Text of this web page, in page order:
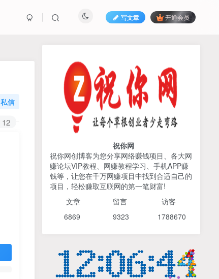
写文章 开通会员
私信
12 425人已阅读
2026姜胡说流量&商业设计，把流量转化
为留量，设计自己的商业模...
TOP1
AI编程出海实战课：10分钟
速建AI网站+支付登陆对接，
掌握出海全流程
6个月前 425人已阅读
TOP2
货，以混剪为主，不需要真
小红书笔记带货课，流量电
商新机会，抓住小红书的流
量红利(更新26年2月)
5个月前 419人已阅读
TOP4
祝你网
祝你网创博客为您分享网络赚钱项目、各大网
赚论坛VIP教程、网赚教程学习、手机APP赚
钱等，让您在千万网赚项目中找到合适自己的
项目，轻松赚取互联网的第一笔财富!
文章 留言 访客
6869 9323 1788670